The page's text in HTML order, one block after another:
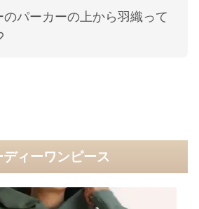
のパーカーの上から羽織って
ィーワンピース